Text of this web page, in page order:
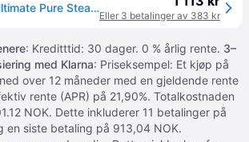
TEFAL FV 9844 Ultimate Pure Steam Iron (FV 9844)
Eller 3 betalinger av 383 kr
: Kreditttid: 30 dager. 0 % årlig rente. 3–
med Klarna: Priseksempel: Et kjøp på
over 12 måneder med en gjeldende rente
rente (APR) på 21,90%. Totalkostnaden
NOK. Dette inkluderer 11 betalinger på
en siste betaling på 913,04 NOK.